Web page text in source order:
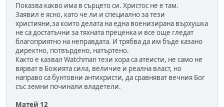
Показва какво има в сърцето си. Христос не е там.
Заявил е ясно, като че ли и специално за тези
християни,за които делата на една военизирана върхушка
не са достатъчни за тяхната преценка и все още гледат
благоприятно на неправдата. И трябва да им бъде казано
директно, потвърдено, натъртено.
Както е казвал Watchman тези хора са атеисти, не само не
вярват в Божията сила, величие и реална власт, но
направо са бунтовни антихристи, да сравняват вечния Бог
със земни починали владетели.
Матей 12